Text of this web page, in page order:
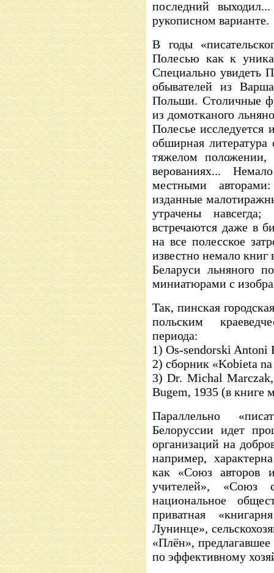
последний
рукописном варианте.
В годы
Полесью как к
Специально увидеть
обывателей из
Польши. Столичные
из домотканого
Полесье исследуется
обширная
тяжелом положении,
верованиях...
местными
изданные
утрачены
встречаются даже в
на все полесское
известно немало книг
Беларуси льняного
миниатюрами с
Так, пинская
польским
периода:
1) Os-sendorski Antoni
2) сборник «Kobieta
3) Dr. Michal
Bugem, 1935 (в книге
Параллельно
Белоруссии идет
организаций на
например,
как «Союз авторов
учителей», «Союз
национальное
приватная
Лунинце»,
«Плён»,
по эффективному